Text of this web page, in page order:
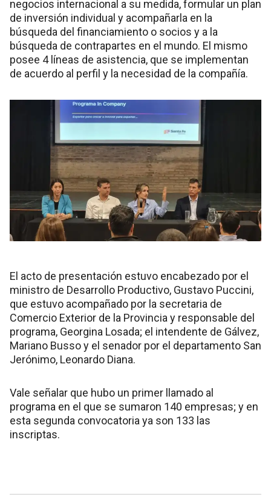
negocios internacional a su medida, formular un plan
de inversión individual y acompañarla en la
búsqueda del financiamiento o socios y a la
búsqueda de contrapartes en el mundo. El mismo
posee 4 líneas de asistencia, que se implementan
de acuerdo al perfil y la necesidad de la compañía.
El acto de presentación estuvo encabezado por el
ministro de Desarrollo Productivo, Gustavo Puccini,
que estuvo acompañado por la secretaria de
Comercio Exterior de la Provincia y responsable del
programa, Georgina Losada; el intendente de Gálvez,
Mariano Busso y el senador por el departamento San
Jerónimo, Leonardo Diana.
Vale señalar que hubo un primer llamado al
programa en el que se sumaron 140 empresas; y en
esta segunda convocatoria ya son 133 las
inscriptas.